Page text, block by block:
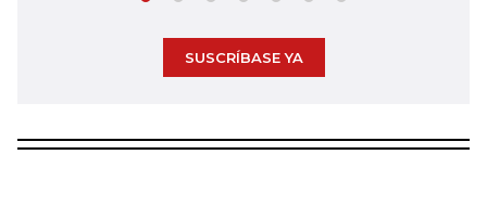
SUSCRÍBASE YA